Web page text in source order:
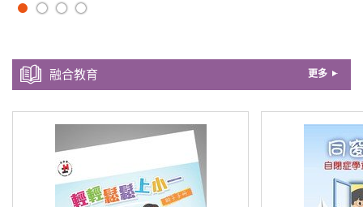
融合教育 更多